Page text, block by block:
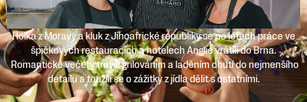
Holka z Moravy a kluk z Jihoafrické republiky se po letech práce ve
špičkových restauracích a hotelech Anglie vrátili do Brna.
Romantické večery trávili grilováním a laděním chutí do nejmenšího
detailu a toužili se o zážitky z jídla dělit s ostatními.